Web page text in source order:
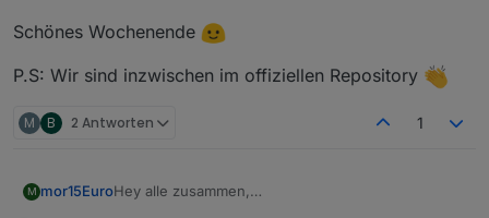
Schönes Wochenende
P.S: Wir sind inzwischen im offiziellen Repository
M B 2 Antworten 1
M mor15EuroHey alle zusammen,